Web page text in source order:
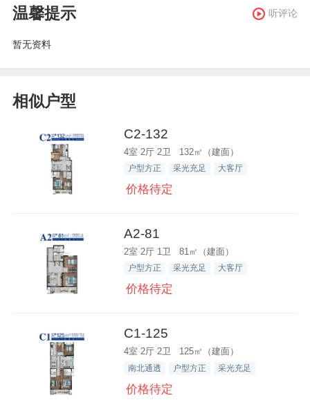
温馨提示 听评论
暂无资料
相似户型
C2-132
4室 2厅 2卫 132㎡（建面）
户型方正 采光充足 大客厅
价格待定
A2-81
2室 2厅 1卫 81㎡（建面）
户型方正 采光充足 大客厅
价格待定
C1-125
4室 2厅 2卫 125㎡（建面）
南北通透 户型方正 采光充足
价格待定